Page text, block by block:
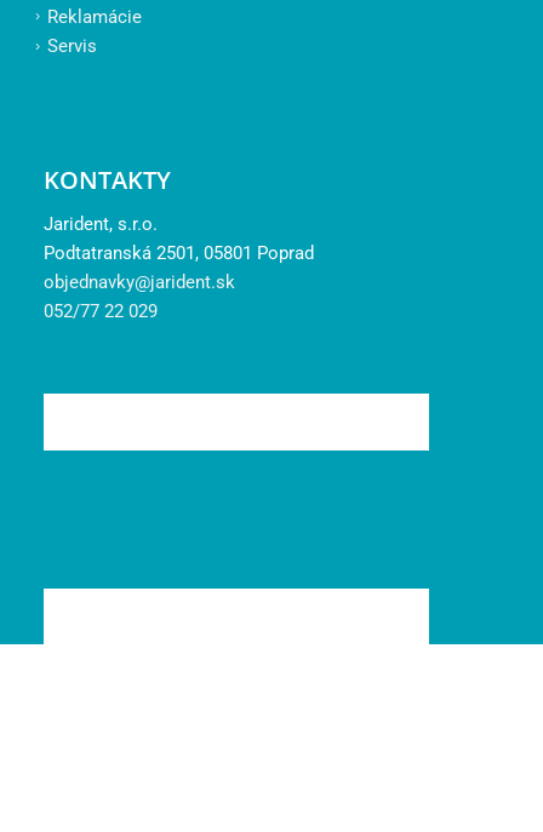
Reklamácie
Servis
KONTAKTY
Jarident, s.r.o.
Podtatranská 2501, 05801 Poprad
objednavky@jarident.sk
052/77 22 029